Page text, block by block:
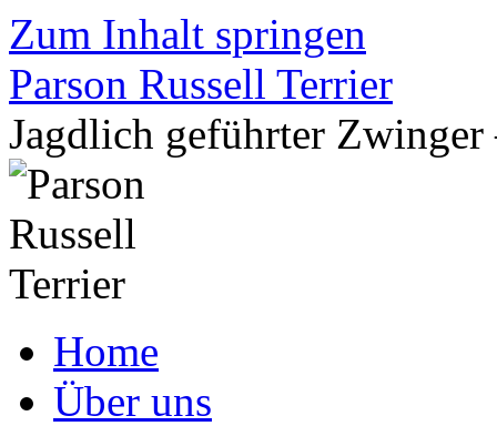
Zum Inhalt springen
Parson Russell Terrier
Jagdlich geführter
Home
Über uns